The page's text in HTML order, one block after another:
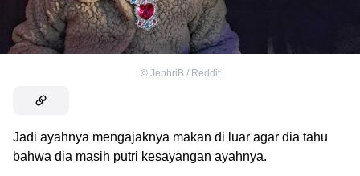
© JephriB / Reddit
Jadi ayahnya mengajaknya makan di luar agar dia tahu
bahwa dia masih putri kesayangan ayahnya.